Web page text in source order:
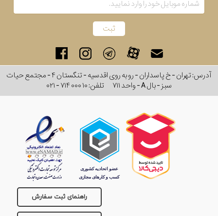
آدرس: تهران - خ پاسداران - رو به روی اقدسیه - تنگستان ۴ - مجتمع حیات
سبز - بال A - واحد ۷۱۱
تلفن:۰۲۱ - ۷۱۴ ۰۰۰ ۱۰
راهنمای ثبت سفارش